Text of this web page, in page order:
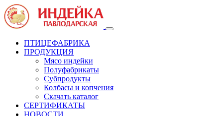
Toggle
ПТИЦЕФАБРИКА
ПРОДУКЦИЯ
Мясо индейки
Полуфабрикаты
Субпродукты
Колбасы и копчения
Скачать каталог
СЕРТИФИКАТЫ
НОВОСТИ